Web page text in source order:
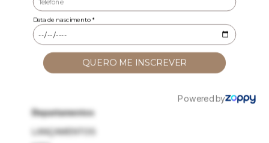
Departamentos
LANÇAMENTOS